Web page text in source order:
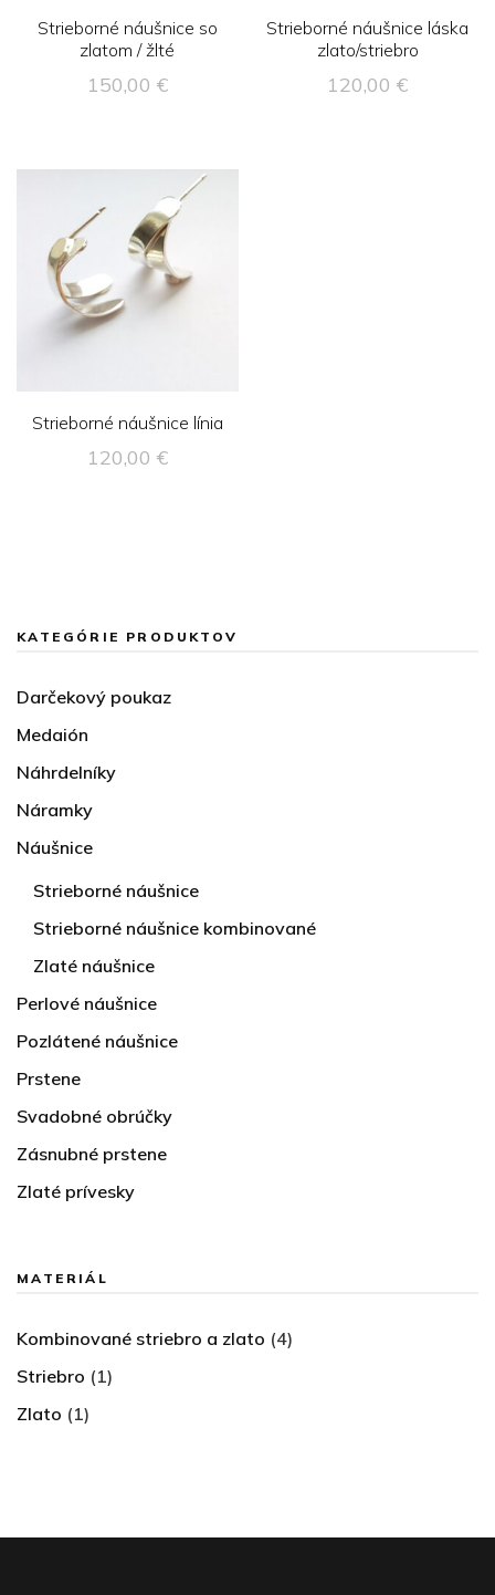
Strieborné náušnice so
zlatom / žlté
150,00 €
Strieborné náušnice láska
zlato/striebro
120,00€
Strieborné náušnice línia
120,00 €
KATEGÓRIE PRODUKTOV
Darčekový poukaz
Medaión
Náhrdelníky
Náramky
Náušnice
Strieborné náušnice
Strieborné náušnice kombinované
Zlaté náušnice
Perlové náušnice
Pozlátené náušnice
Prstene
Svadobné obrúčky
Zásnubné prstene
Zlaté prívesky
MATERIÁL
Kombinované striebro a zlato (4)
Striebro (1)
Zlato (1)